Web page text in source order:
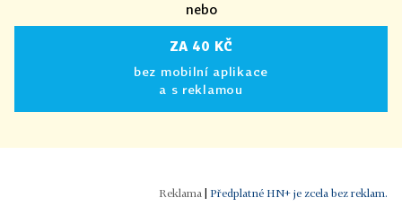
nebo
ZA 40 KČ
bez mobilní aplikace
a s reklamou
Předplatné HN+ je zcela bez reklam.